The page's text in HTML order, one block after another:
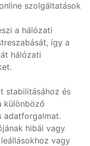
szolgáltatások
a hálózati
így a
hálózati
stabilitásához és
különböző
adatforgalmat.
hibái vagy
vagy